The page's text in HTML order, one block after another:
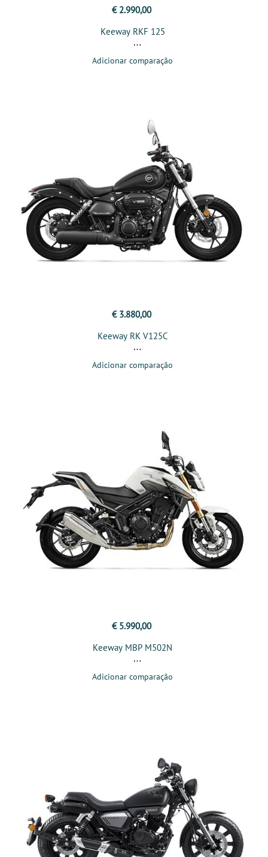
€ 2.990,00
Keeway RKF 125
Adicionar comparação
€ 3.880,00
Keeway RK V125C
Adicionar comparação
€ 5.990,00
Keeway MBP M502N
Adicionar comparação